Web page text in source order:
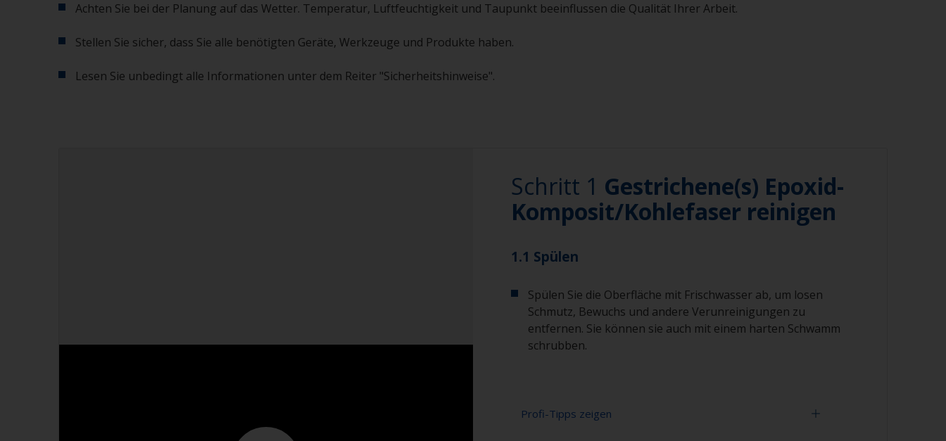
Achten Sie bei der Planung auf das Wetter. Temperatur, Luftfeuchtigkeit und Taupunkt beeinflussen die Qualität Ihrer Arbeit.
Stellen Sie sicher, dass Sie alle benötigten Geräte, Werkzeuge und Produkte haben.
Lesen Sie unbedingt alle Informationen unter dem Reiter "Sicherheitshinweise".
Schritt 1 Gestrichene(s) Epoxid-
Komposit/Kohlefaser reinigen
1.1 Spülen
Spülen Sie die Oberfläche mit Frischwasser ab, um losen
Schmutz, Bewuchs und andere Verunreinigungen zu
entfernen. Sie können sie auch mit einem harten Schwamm
schrubben.
Profi-Tipps zeigen